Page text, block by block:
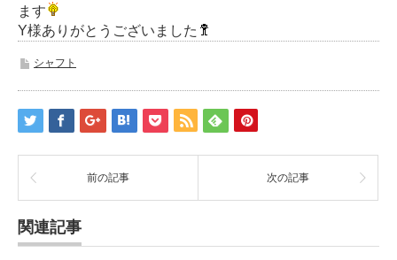
ます
Y様ありがとうございました
シャフト
前の記事 次の記事
関連記事